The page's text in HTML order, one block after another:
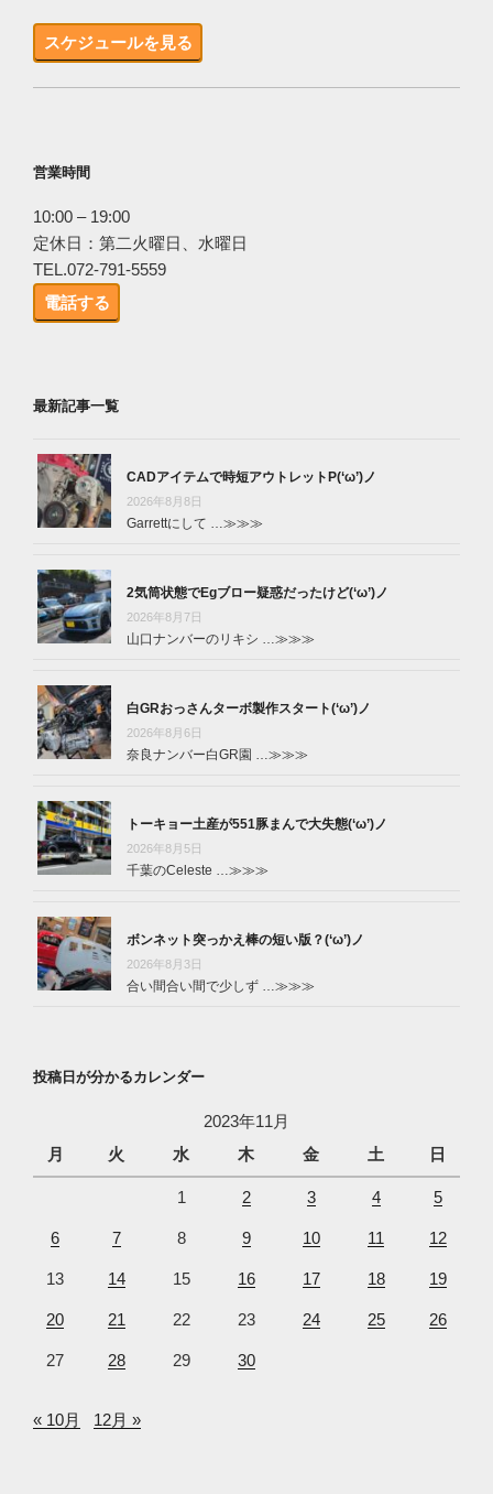
スケジュールを見る
営業時間
10:00 – 19:00
定休日：第二火曜日、水曜日
TEL.072-791-5559
電話する
最新記事一覧
CADアイテムで時短アウトレットP(‘ω’)ノ
2026年8月8日
Garrettにして …≫≫≫
2気筒状態でEgブロー疑惑だったけど(‘ω’)ノ
2026年8月7日
山口ナンバーのリキシ …≫≫≫
白GRおっさんターボ製作スタート(‘ω’)ノ
2026年8月6日
奈良ナンバー白GR園 …≫≫≫
トーキョー土産が551豚まんで大失態(‘ω’)ノ
2026年8月5日
千葉のCeleste …≫≫≫
ボンネット突っかえ棒の短い版？(‘ω’)ノ
2026年8月3日
合い間合い間で少しず …≫≫≫
投稿日が分かるカレンダー
2023年11月
月
火 水 木 金 土 日
1 2 3 4 5
6 7 8 9 10 11 12
13 14 15 16 17 18 19
20 21 22 23 24 25 26
27 28 29 30
« 10月 12月 »